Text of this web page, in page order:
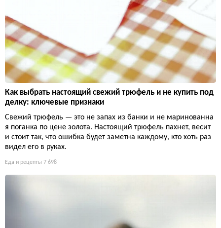
Как выбрать настоящий свежий трюфель и не купить под
делку: ключевые признаки
Свежий трюфель — это не запах из банки и не маринованна
я поганка по цене золота. Настоящий трюфель пахнет, весит
и стоит так, что ошибка будет заметна каждому, кто хоть раз
видел его в руках.
Еда и рецепты 7 698